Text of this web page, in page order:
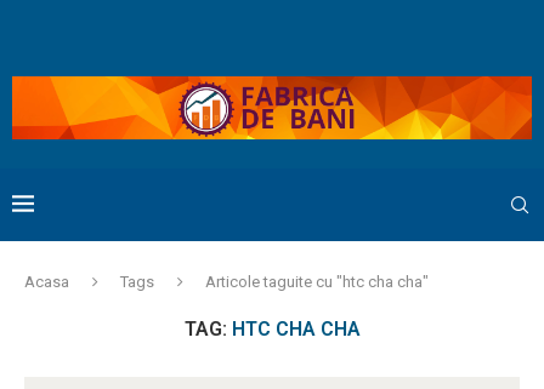
Acasa Tags Articole taguite cu "htc cha cha"
TAG: HTC CHA CHA